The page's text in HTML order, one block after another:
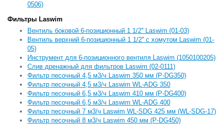
0506)
Фильтры Laswim
Вентиль боковой 6-позиционный 1 1/2'' Laswim (01-03)
Вентиль верхний 6-позиционный 1 1/2'' с хомутом Laswim (01-
05)
Инструмент для 6-позиционного вентиля Laswim (1050100205)
Слив дренажный для фильтров Laswim (02-0111)
Фильтр песочный 4,5 м3/ч Laswim 350 мм (P-DG350)
Фильтр песочный 4,5 м3/ч Laswim WL-ADG 350
Фильтр песочный 6,5 м3/ч Laswim 410 мм (P-DG400)
Фильтр песочный 6,5 м3/ч Laswim WL-ADG 400
Фильтр песочный 7 м3/ч Laswim WL-SDG 425 мм (WL-SDG-17)
Фильтр песочный 8 м3/ч Laswim 450 мм (P-DG450)